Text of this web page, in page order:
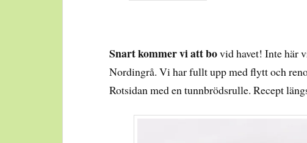
Snart kommer vi att bovid havet! Inte här
Nordingrå. Vi har fullt upp med flytt och
Rotsidan med en tunnbrödsrulle. Recept